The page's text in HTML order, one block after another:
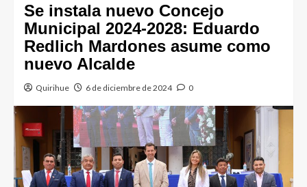
Se instala nuevo Concejo
Municipal 2024-2028: Eduardo
Redlich Mardones asume como
nuevo Alcalde
Quirihue 6 de diciembre de 2024 0